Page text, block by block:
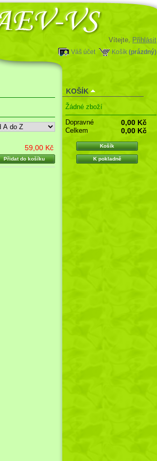
Vítejte, Přihlásit
Košík (prázdný)
Váš účet
59,00 Kč
Přidat do košíku
KOŠÍK
Žádné zboží
Dopravné
0,00 Kč
Celkem 0,00 Kč
Košík
K pokladně